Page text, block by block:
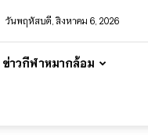
วันพฤหัสบดี, สิงหาคม 6, 2026
ข่าวกีฬาหมากล้อม